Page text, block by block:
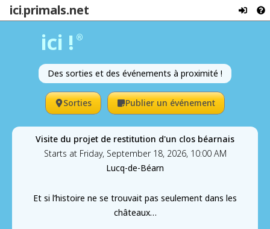
ici.primals.net
ici ! ®
Des sorties et des événements à proximité !
Sorties Publier un événement
Visite du projet de restitution d'un clos béarnais
Starts at Friday, September 18, 2026, 10:00 AM
Lucq-de-Béarn
Et si l’histoire ne se trouvait pas seulement dans les
châteaux…